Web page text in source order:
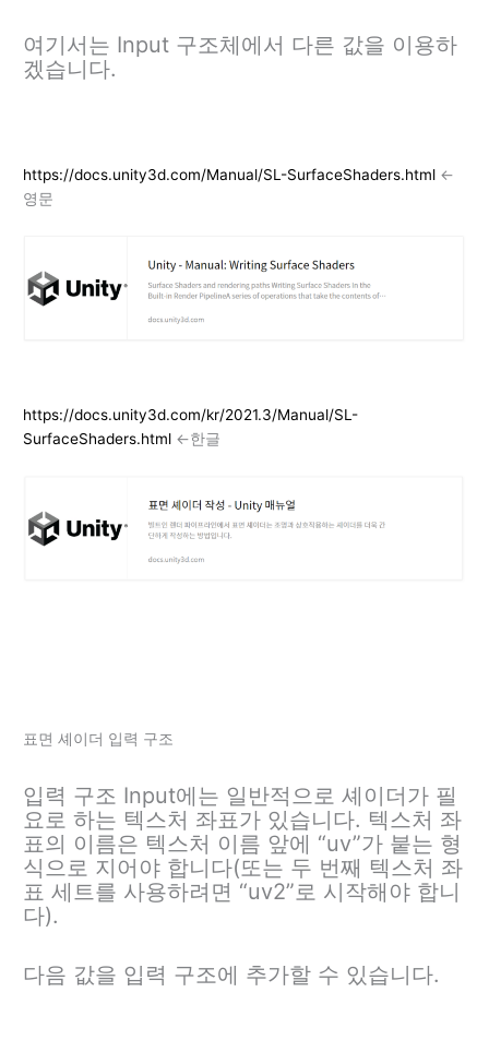
여기서는 Input 구조체에서 다른 값을 이용하
겠습니다.
https://docs.unity3d.com/Manual/SL-SurfaceShaders.html <-
영문
https://docs.unity3d.com/kr/2021.3/Manual/SL-
SurfaceShaders.html <-한글
표면 셰이더 입력 구조
입력 구조 Input에는 일반적으로 셰이더가 필
요로 하는 텍스처 좌표가 있습니다. 텍스처 좌
표의 이름은 텍스처 이름 앞에 “uv”가 붙는 형
식으로 지어야 합니다(또는 두 번째 텍스처 좌
표 세트를 사용하려면 “uv2”로 시작해야 합니
다).
다음 값을 입력 구조에 추가할 수 있습니다.